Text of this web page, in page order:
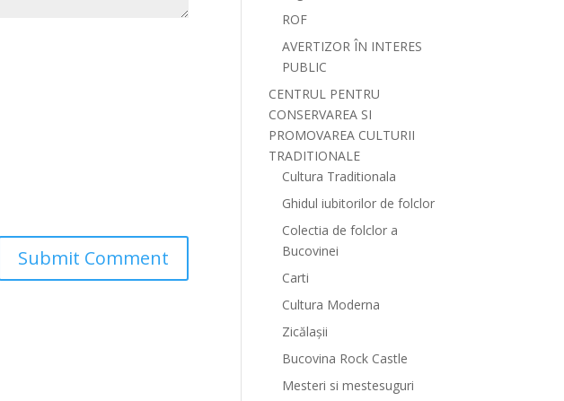
ROF
AVERTIZOR ÎN INTERES
PUBLIC
CENTRUL PENTRU
CONSERVAREA SI
PROMOVAREA CULTURII
TRADITIONALE
Cultura Traditionala
Ghidul iubitorilor de folclor
Colectia de folclor a
Bucovinei
Carti
Cultura Moderna
Zicălașii
Bucovina Rock Castle
Mesteri si mestesuguri